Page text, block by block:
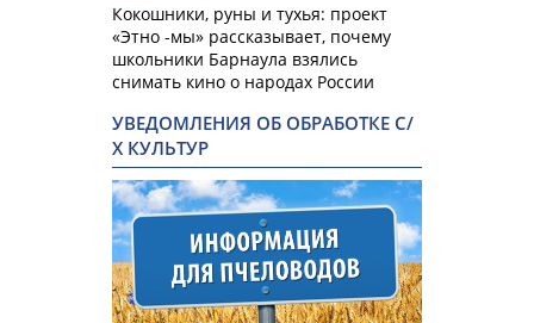
Кокошники, руны и тухья: проект
«Этно -мы» рассказывает, почему
школьники Барнаула взялись
снимать кино о народах России
УВЕДОМЛЕНИЯ ОБ ОБРАБОТКЕ С/
Х КУЛЬТУР